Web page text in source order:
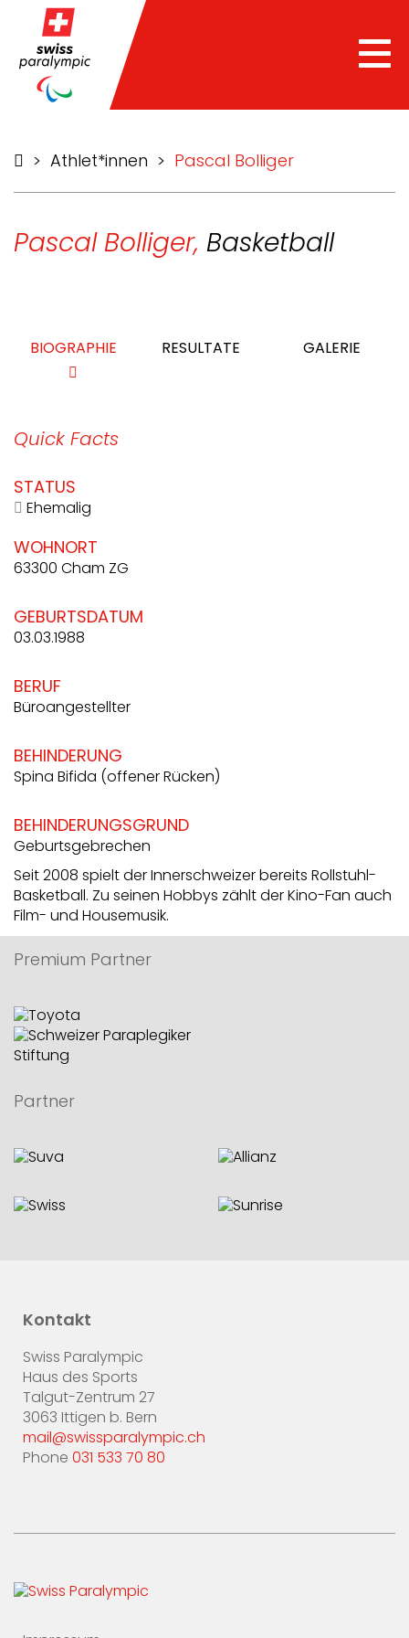
> Athlet*innen > Pascal Bolliger
Pascal Bolliger, Basketball
BIOGRAPHIE RESULTATE GALERIE
Quick Facts
STATUS
Ehemalig
WOHNORT
63300 Cham ZG
GEBURTSDATUM
03.03.1988
BERUF
Büroangestellter
BEHINDERUNG
Spina Bifida (offener Rücken)
BEHINDERUNGSGRUND
Geburtsgebrechen
Seit 2008 spielt der Innerschweizer bereits Rollstuhl-
Basketball. Zu seinen Hobbys zählt der Kino-Fan auch
Film- und Housemusik.
Premium Partner
Partner
Kontakt
Swiss Paralympic
Haus des Sports
Talgut-Zentrum 27
3063 Ittigen b. Bern
mail@swissparalympic.ch
Phone 031 533 70 80